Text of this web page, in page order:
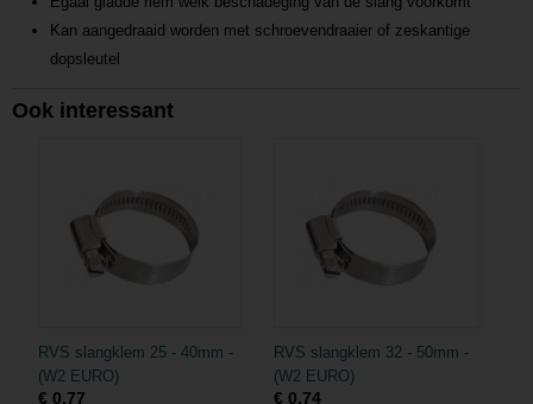
Kan aangedraaid worden met schroevendraaier of zeskantige
dopsleutel
Ook interessant
RVS slangklem 25 - 40mm -
(W2 EURO)
€ 0,77
RVS slangklem 32 - 50mm -
(W2 EURO)
€ 0,74